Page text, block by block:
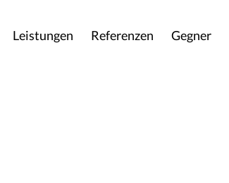
Leistungen Referenzen Gegner